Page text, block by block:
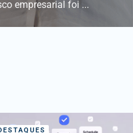
empresarial foi ...